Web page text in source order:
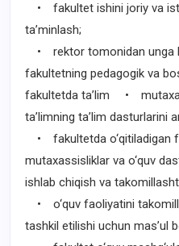
• fakultet ishini joriy va
ta’minlash;
• rektor tomonidan unga
fakultetning pedagogik va
fakultetda ta’lim •
ta’limning ta’lim dasturlarini
• fakultetda o‘qitiladigan
mutaxassisliklar va o‘quv
ishlab chiqish va
• o‘quv faoliyatini
tashkil etilishi uchun mas’ul